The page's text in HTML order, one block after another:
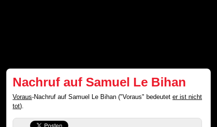
Nachruf auf Samuel Le Bihan
Voraus-Nachruf auf Samuel Le Bihan ("Voraus" bedeuteter ist nicht
tot).